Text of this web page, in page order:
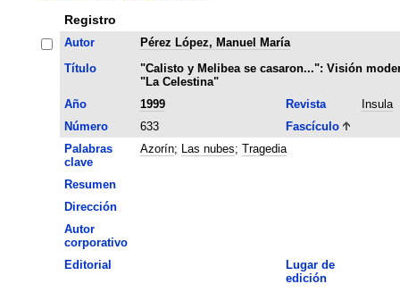
Registro
Autor
Pérez López, Manuel María
Título
"Calisto y Melibea se casaron...": Visión
"La Celestina"
Año
1999 Revista
Insula
Número
633
Fascículo
Palabras
clave
Azorín; Las nubes; Tragedia
Resumen
Dirección
Autor
corporativo
Editorial
Lugar de
edición